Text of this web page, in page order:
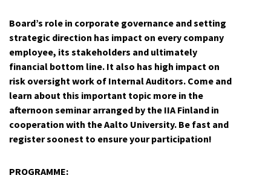
Board’s role in corporate governance and setting
strategic direction has impact on every company
employee, its stakeholders and ultimately
financial bottom line. It also has high impact on
risk oversight work of Internal Auditors. Come and
learn about this important topic more in the
afternoon seminar arranged by the IIA Finland in
cooperation with the Aalto University. Be fast and
register soonest to ensure your participation!
PROGRAMME: